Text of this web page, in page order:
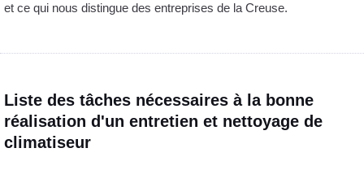
et ce qui nous distingue des entreprises de la Creuse.
Liste des tâches nécessaires à la bonne
réalisation d'un entretien et nettoyage de
climatiseur